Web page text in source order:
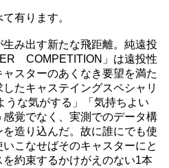
有ります。
み出す新たな飛距離。純遠投
COMPETITION」は遠投性
スターのあくなき要望を満た
たキャステイングスペシャリ
うな気がする」「気持ちよい
覚でなく、実測でのデータ構
造り込んだ。故に誰にでも使
こなせばそのキャスターにと
約束するかけがえのない1本